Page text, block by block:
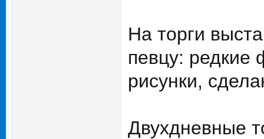
На торги
певцу: редкие
рисунки,
Двухдневные